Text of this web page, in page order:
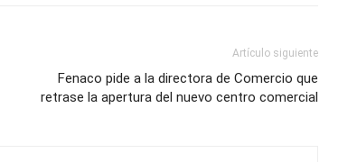
Artículo siguiente
Fenaco pide a la directora de Comercio que
retrase la apertura del nuevo centro comercial